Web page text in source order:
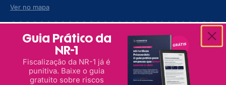
Utilizamos cookies em nossos sites para
oferecer a você uma experiência melhor,
conforme a nossaPolítica de Privacidade. Ao
Ver no mapa
© 2007-2026 Rock Ensina - Desenvolvimento Humano. Todos os
direitos reservados.
CNPJ 08.686.548/0001-49. Q-Onze Com. Imp. Exp.
Comunicação e Treinamento Ltda. ME.
Termos e Condições
Sua maior vantagem competitiva cabe em
Guia Prático da
NR-1
Fiscalização da NR-1 já é
punitiva. Baixe o guia
gratuito sobre riscos